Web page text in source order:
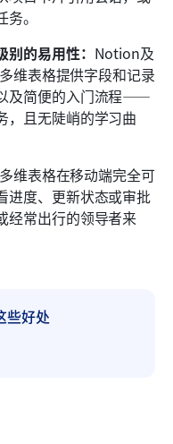
。
的易用性： Notion及
维表格提供字段和记录
及简便的入门流程——
，且无陡峭的学习曲
维表格在移动端完全可
进度、更新状态或审批
经常出行的领导者来
些好处